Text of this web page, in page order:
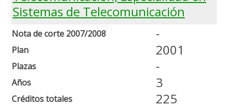
Sistemas de Telecomunicación
Nota de corte 2007/2008
Plan
Plazas
Años
Créditos totales
-
2001
-
3
225